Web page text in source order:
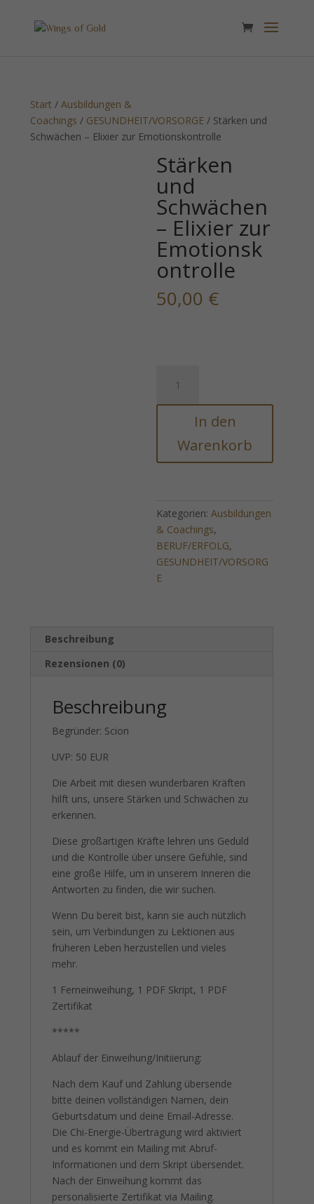
Start /Ausbildungen &
Coachings / GESUNDHEIT/VORSORGE / Stärken und
Schwächen – Elixier zur Emotionskontrolle
Stärken
und
Schwächen
– Elixier zur
Emotionsk
ontrolle
50,00 €
Schwächen
Elixier
In den
Warenkorb
Kategorien:Ausbildungen
& Coachings,
BERUF/ERFOLG,
GESUNDHEIT/VORSORG
E
Beschreibung
Rezensionen (0)
Beschreibung
Begründer: Scion
UVP: 50 EUR
Die Arbeit mit diesen wunderbaren Kräften
hilft uns, unsere Stärken und Schwächen zu
erkennen.
Diese großartigen Kräfte lehren uns Geduld
und die Kontrolle über unsere Gefühle, sind
eine große Hilfe, um in unserem Inneren die
Antworten zu finden, die wir suchen.
Wenn Du bereit bist, kann sie auch nützlich
sein, um Verbindungen zu Lektionen aus
früheren Leben herzustellen und vieles
mehr.
1 Ferneinweihung, 1 PDF Skript, 1 PDF
Zertifikat
*****
Ablauf der Einweihung/Initiierung:
Nach dem Kauf und Zahlung übersende
bitte deinen vollständigen Namen, dein
Geburtsdatum und deine Email-Adresse.
Die Chi-Energie-Übertragung wird aktiviert
und es kommt ein Mailing mit Abruf-
Informationen und dem Skript übersendet.
Nach der Einweihung kommt das
personalisierte Zertifikat via Mailing.